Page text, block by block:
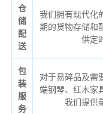
仓
储
配
送
我们拥有现代化
期的货物存储和
供定
包
装
服
务
对于易碎品及需
端钢琴、红木家
我们提供